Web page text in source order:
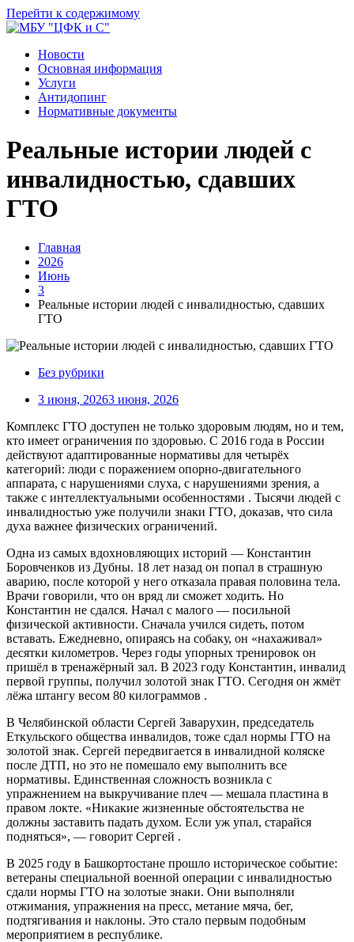
Перейти к содержимому
Новости
Основная информация
Услуги
Антидопинг
Нормативные документы
Реальные истории людей с
инвалидностью, сдавших
ГТО
Главная
2026
Июнь
3
Реальные истории людей с инвалидностью, сдавших
ГТО
Без рубрики
3 июня, 20263 июня, 2026
Комплекс ГТО доступен не только здоровым людям, но и тем,
кто имеет ограничения по здоровью. С 2016 года в России
действуют адаптированные нормативы для четырёх
категорий: люди с поражением опорно-двигательного
аппарата, с нарушениями слуха, с нарушениями зрения, а
также с интеллектуальными особенностями . Тысячи людей с
инвалидностью уже получили знаки ГТО, доказав, что сила
духа важнее физических ограничений.
Одна из самых вдохновляющих историй — Константин
Боровченков из Дубны. 18 лет назад он попал в страшную
аварию, после которой у него отказала правая половина тела.
Врачи говорили, что он вряд ли сможет ходить. Но
Константин не сдался. Начал с малого — посильной
физической активности. Сначала учился сидеть, потом
вставать. Ежедневно, опираясь на собаку, он «нахаживал»
десятки километров. Через годы упорных тренировок он
пришёл в тренажёрный зал. В 2023 году Константин, инвалид
первой группы, получил золотой знак ГТО. Сегодня он жмёт
лёжа штангу весом 80 килограммов .
В Челябинской области Сергей Заварухин, председатель
Еткульского общества инвалидов, тоже сдал нормы ГТО на
золотой знак. Сергей передвигается в инвалидной коляске
после ДТП, но это не помешало ему выполнить все
нормативы. Единственная сложность возникла с
упражнением на выкручивание плеч — мешала пластина в
правом локте. «Никакие жизненные обстоятельства не
должны заставить падать духом. Если уж упал, старайся
подняться», — говорит Сергей .
В 2025 году в Башкортостане прошло историческое событие:
ветераны специальной военной операции с инвалидностью
сдали нормы ГТО на золотые знаки. Они выполняли
отжимания, упражнения на пресс, метание мяча, бег,
подтягивания и наклоны. Это стало первым подобным
мероприятием в республике.